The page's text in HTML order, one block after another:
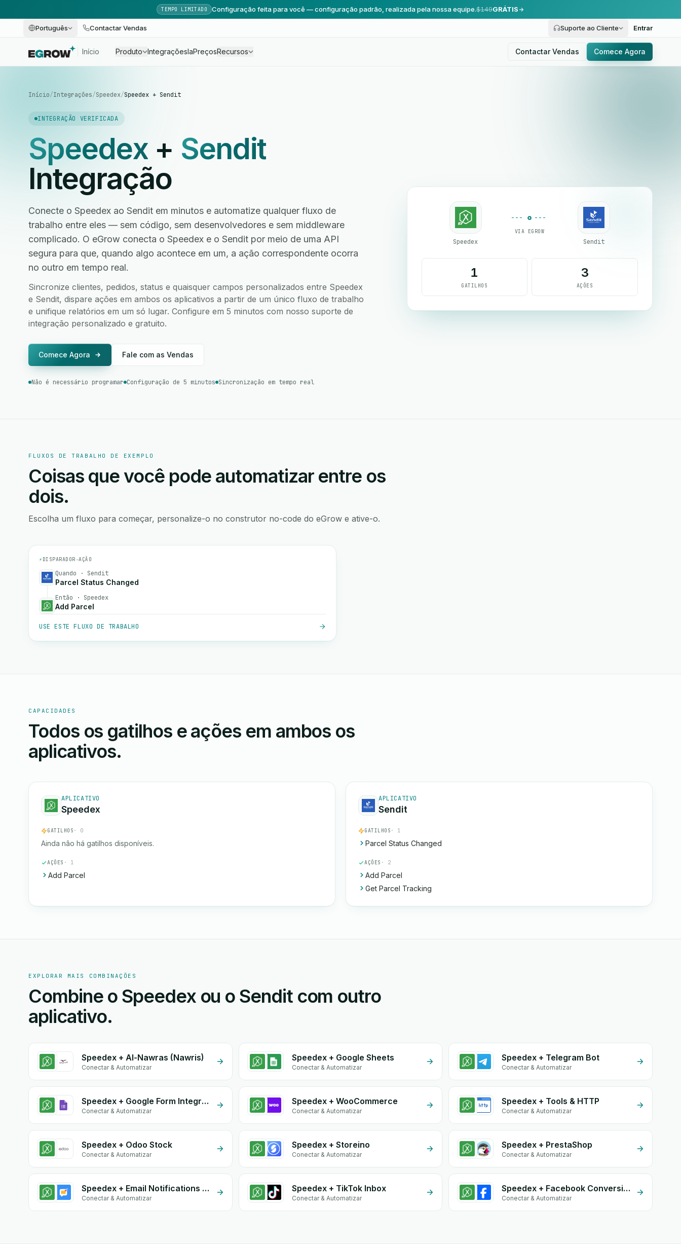
TEMPO LIMITADO Configuração feita para você — configuração padrão, realizada pela nossa equipe.$149GRÁTIS
Português Contactar Vendas Suporte ao Cliente Entrar
Início Produto IntegraçõesIaPreçosRecursos Contactar Vendas Comece Agora
Início/Integrações/Speedex/Speedex + Sendit
INTEGRAÇÃO VERIFICADA
Speedex+ Sendit
Integração
Conecte o Speedex ao Sendit em minutos e automatize qualquer fluxo de
trabalho entre eles — sem código, sem desenvolvedores e sem middleware
complicado. O eGrow conecta o Speedex e o Sendit por meio de uma API
segura para que, quando algo acontece em um, a ação correspondente ocorra
no outro em tempo real.
Sincronize clientes, pedidos, status e quaisquer campos personalizados entre Speedex
e Sendit, dispare ações em ambos os aplicativos a partir de um único fluxo de trabalho
e unifique relatórios em um só lugar. Configure em 5 minutos com nosso suporte de
integração personalizado e gratuito.
Comece Agora Fale com as Vendas
Não é necessário programar Configuração de 5 minutos Sincronização em tempo real
Speedex
VIA EGROW
Sendit
1
GATILHOS
3
AÇÕES
FLUXOS DE TRABALHO DE EXEMPLO
Coisas que você pode automatizar entre os
dois.
Escolha um fluxo para começar, personalize-o no construtor no-code do eGrow e ative-o.
⚡ DISPARADOR→AÇÃO
Quando · Sendit
Parcel Status Changed
Então · Speedex
Add Parcel
USE ESTE FLUXO DE TRABALHO
CAPACIDADES
Todos os gatilhos e ações em ambos os
aplicativos.
APLICATIVO
Speedex
GATILHOS · 0
Ainda não há gatilhos disponíveis.
AÇÕES · 1
Add Parcel
APLICATIVO
Sendit
GATILHOS · 1
Parcel Status Changed
AÇÕES · 2
Add Parcel
Get Parcel Tracking
EXPLORAR MAIS COMBINAÇÕES
Combine o Speedex ou o Sendit com outro
aplicativo.
Speedex + Al-Nawras (Nawris)
Conectar & Automatizar
Speedex + Google Sheets
Conectar & Automatizar
Speedex + Telegram Bot
Conectar & Automatizar
Speedex + Google Form Integration
Conectar & Automatizar
Speedex + WooCommerce
Conectar & Automatizar
Speedex + Tools & HTTP
Conectar & Automatizar
Speedex + Odoo Stock
Conectar & Automatizar
Speedex + Storeino
Conectar & Automatizar
Speedex + PrestaShop
Conectar & Automatizar
Speedex + Email Notifications by eGrow
Conectar & Automatizar
Speedex + TikTok Inbox
Conectar & Automatizar
Speedex + Facebook Conversion API (CAPI)
Conectar & Automatizar